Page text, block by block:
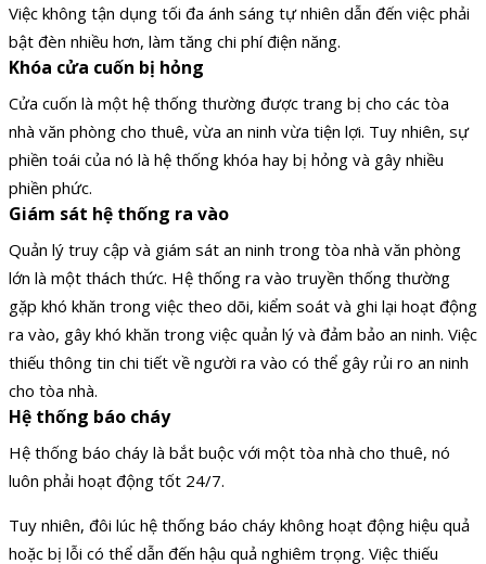
Việc không tận dụng tối đa ánh sáng tự nhiên dẫn đến việc phải
bật đèn nhiều hơn, làm tăng chi phí điện năng.
Khóa cửa cuốn bị hỏng
Cửa cuốn là một hệ thống thường được trang bị cho các tòa
nhà văn phòng cho thuê, vừa an ninh vừa tiện lợi. Tuy nhiên, sự
phiền toái của nó là hệ thống khóa hay bị hỏng và gây nhiều
phiền phức.
Giám sát hệ thống ra vào
Quản lý truy cập và giám sát an ninh trong tòa nhà văn phòng
lớn là một thách thức. Hệ thống ra vào truyền thống thường
gặp khó khăn trong việc theo dõi, kiểm soát và ghi lại hoạt động
ra vào, gây khó khăn trong việc quản lý và đảm bảo an ninh. Việc
thiếu thông tin chi tiết về người ra vào có thể gây rủi ro an ninh
cho tòa nhà.
Hệ thống báo cháy
Hệ thống báo cháy là bắt buộc với một tòa nhà cho thuê, nó
luôn phải hoạt động tốt 24/7.
Tuy nhiên, đôi lúc hệ thống báo cháy không hoạt động hiệu quả
hoặc bị lỗi có thể dẫn đến hậu quả nghiêm trọng. Việc thiếu